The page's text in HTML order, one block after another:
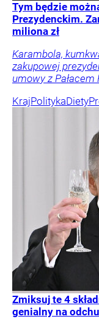
Tym będzie
Prezydenckim.
miliona zł
Karambola,
zakupowej
umowy z Pałacem
KrajPolitykaDiety
Zmiksuj te 4
genialny na